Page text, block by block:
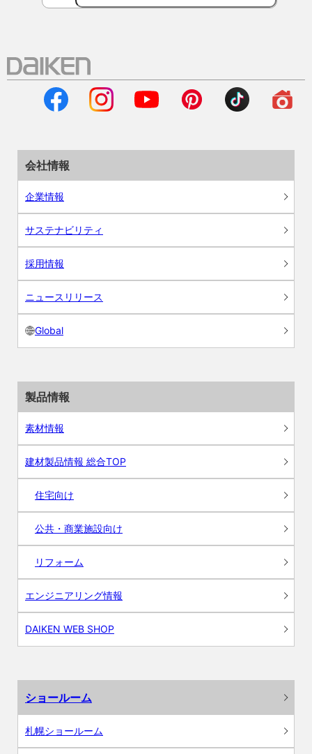
会社情報
企業情報
サステナビリティ
採用情報
ニュースリリース
Global
製品情報
素材情報
建材製品情報 総合TOP
住宅向け
公共・商業施設向け
リフォーム
エンジニアリング情報
DAIKEN WEB SHOP
ショールーム
札幌ショールーム